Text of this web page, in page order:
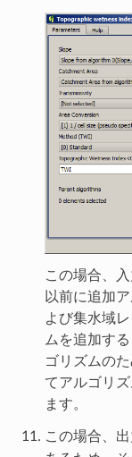
この場合、
以前に追加
よび集水域
ムを追加す
ゴリズムの
てアルゴリ
ます。
この場合、